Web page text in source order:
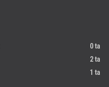
0 ta
2 ta
1 ta